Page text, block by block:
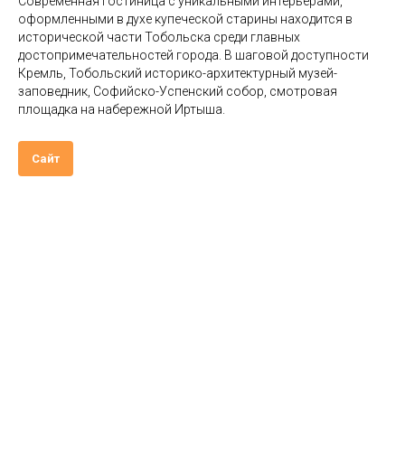
оформленными в духе купеческой старины находится в
исторической части Тобольска среди главных
достопримечательностей города. В шаговой доступности
Кремль, Тобольский историко-архитектурный музей-
заповедник, Софийско-Успенский собор, смотровая
площадка на набережной Иртыша.
Сайт